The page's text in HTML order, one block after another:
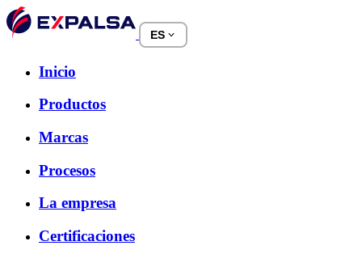
ES
Inicio
Productos
Marcas
Procesos
La empresa
Certificaciones